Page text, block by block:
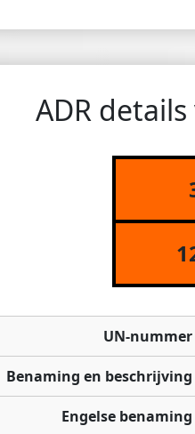
ADR
UN-nummer
Benaming en beschrijving
Engelse benaming